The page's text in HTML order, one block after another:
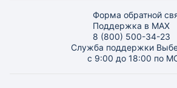
Форма обратной
Поддержка в MAX
8 (800) 500-34-23
Служба поддержки
с 9:00 до 18:00 по